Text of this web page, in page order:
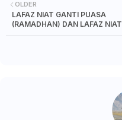
OLDER
LAFAZ NIAT GANTI PUASA
(RAMADHAN) DAN LAFAZ NIAT